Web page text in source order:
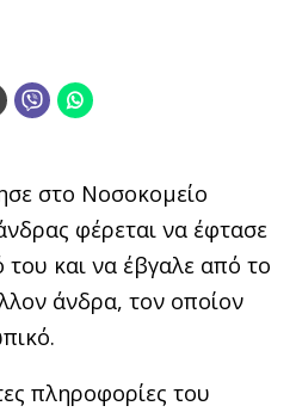
στο Νοσοκομείο
φέρεται να έφτασε
του και να έβγαλε από το
άνδρα, τον οποίον
πληροφορίες του